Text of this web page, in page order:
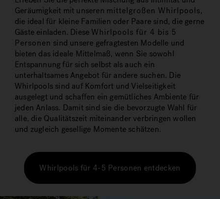
Geräumigkeit mit unseren mittelgroßen Whirlpools,
die ideal für kleine Familien oder Paare sind, die gerne
Gäste einladen. DieseWhirlpools für 4 bis 5
Personen sind unsere gefragtesten Modelle und
bieten das ideale Mittelmaß, wenn Sie sowohl
Entspannung für sich selbst als auch ein
unterhaltsames Angebot für andere suchen. Die
Whirlpools sind auf Komfort und Vielseitigkeit
ausgelegt und schaffen ein gemütliches Ambiente für
jeden Anlass. Damit sind sie die bevorzugte Wahl für
alle, die Qualitätszeit miteinander verbringen wollen
und zugleich gesellige Momente schätzen.
Whirlpools für 4-5 Personen entdecken